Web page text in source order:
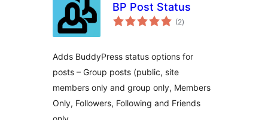
BP Post Status
(2total
ratings
)
Adds BuddyPress status options for
posts – Group posts (public, site
members only and group only, Members
Only, Followers, Following and Friends